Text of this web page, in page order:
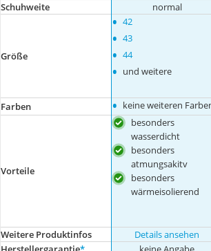
Schuhweite
normal
Größe
• 42
• 43
• 44
• und weitere
Farben
• keine weiteren
Vorteile
besonders
wasserdicht
besonders
atmungsakitv
besonders
wärmeisolierend
Weitere Produktinfos Details ansehen